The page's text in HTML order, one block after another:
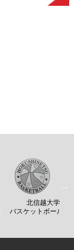
北信越大学
バスケットボール連